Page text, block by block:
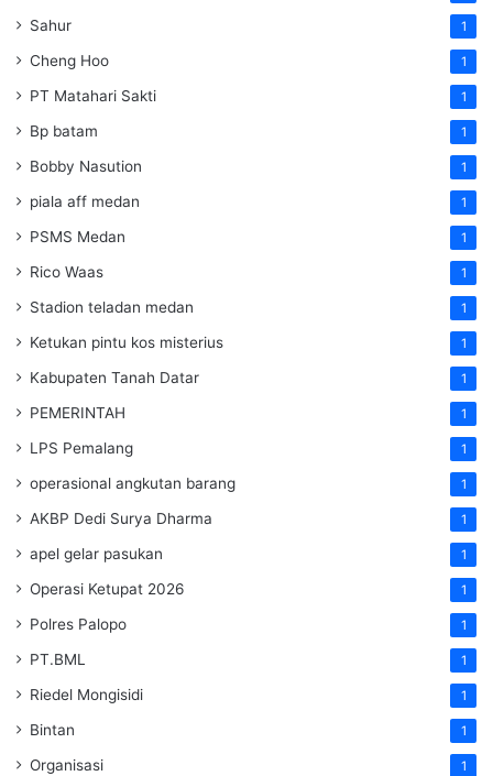
Sahur 1
Cheng Hoo 1
PT Matahari Sakti 1
Bp batam 1
Bobby Nasution 1
piala aff medan 1
PSMS Medan 1
Rico Waas 1
Stadion teladan medan 1
Ketukan pintu kos misterius 1
Kabupaten Tanah Datar 1
PEMERINTAH 1
LPS Pemalang 1
operasional angkutan barang 1
AKBP Dedi Surya Dharma 1
apel gelar pasukan 1
Operasi Ketupat 2026 1
Polres Palopo 1
PT.BML 1
Riedel Mongisidi 1
Bintan 1
Organisasi 1